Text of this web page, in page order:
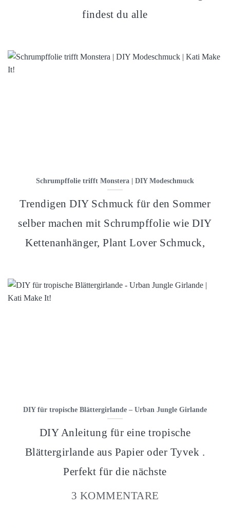
findest du alle
Schrumpffolie trifft Monstera | DIY Modeschmuck
Trendigen DIY Schmuck für den Sommer
selber machen mit Schrumpffolie wie DIY
Kettenanhänger, Plant Lover Schmuck,
DIY für tropische Blättergirlande – Urban Jungle Girlande
DIY Anleitung für eine tropische
Blättergirlande aus Papier oder Tyvek .
Perfekt für die nächste
3 KOMMENTARE